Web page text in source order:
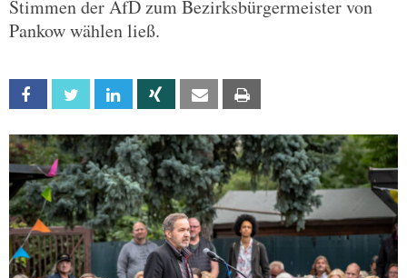
Stimmen der AfD zum Bezirksbürgermeister von
Pankow wählen ließ.
Facebook Twitter Linkedin Xing Email